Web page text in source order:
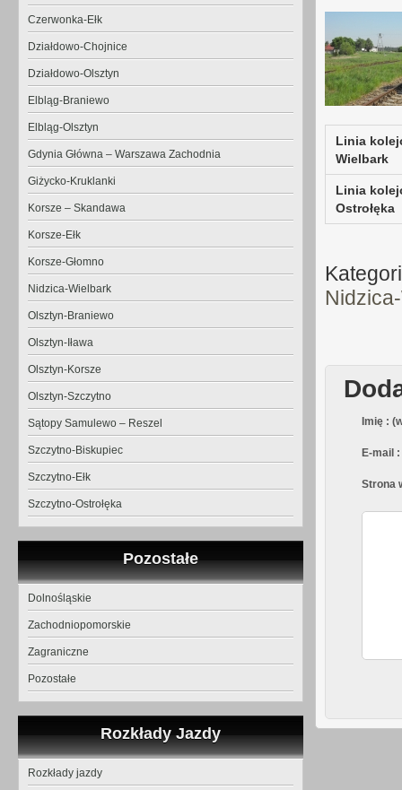
Linia
Wielbark
Linia
Ostrołęka
Imię :
E-mail
Strona
Czerwonka-Ełk
Działdowo-Chojnice
Działdowo-Olsztyn
Elbląg-Braniewo
Elbląg-Olsztyn
Gdynia Główna – Warszawa Zachodnia
Giżycko-Kruklanki
Korsze – Skandawa
Korsze-Ełk
Korsze-Głomno
Nidzica-Wielbark
Olsztyn-Braniewo
Olsztyn-Iława
Olsztyn-Korsze
Olsztyn-Szczytno
Sątopy Samulewo – Reszel
Szczytno-Biskupiec
Szczytno-Ełk
Szczytno-Ostrołęka
Pozostałe
Dolnośląskie
Zachodniopomorskie
Zagraniczne
Pozostałe
Rozkłady Jazdy
Rozkłady jazdy